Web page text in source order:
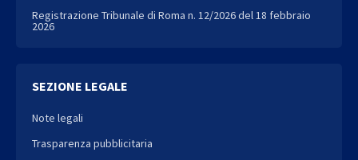
Registrazione Tribunale di Roma n. 12/2026 del 18 febbraio
2026
SEZIONE LEGALE
Note legali
Trasparenza pubblicitaria